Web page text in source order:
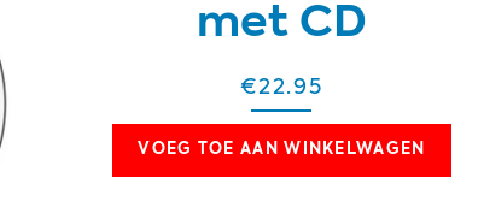
met CD
€22.95
VOEG TOE AAN WINKELWAGEN